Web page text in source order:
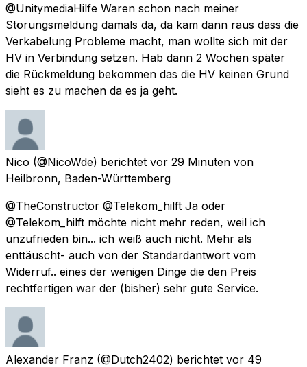
@UnitymediaHilfe Waren schon nach meiner
Störungsmeldung damals da, da kam dann raus dass die
Verkabelung Probleme macht, man wollte sich mit der
HV in Verbindung setzen. Hab dann 2 Wochen später
die Rückmeldung bekommen das die HV keinen Grund
sieht es zu machen da es ja geht.
Nico (@NicoWde) berichtet vor 29 Minuten von
Heilbronn, Baden-Württemberg
@TheConstructor @Telekom_hilft Ja oder
@Telekom_hilft möchte nicht mehr reden, weil ich
unzufrieden bin... ich weiß auch nicht. Mehr als
enttäuscht- auch von der Standardantwort vom
Widerruf.. eines der wenigen Dinge die den Preis
rechtfertigen war der (bisher) sehr gute Service.
Alexander Franz (@Dutch2402) berichtet vor 49